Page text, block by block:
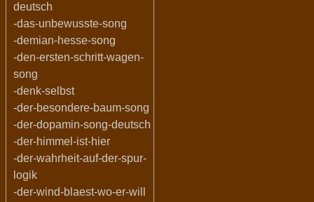
deutsch
-das-unbewusste-song
-demian-hesse-song
-den-ersten-schritt-wagen-
song
-denk-selbst
-der-besondere-baum-song
-der-dopamin-song-deutsch
-der-himmel-ist-hier
-der-wahrheit-auf-der-spur-
logik
-der-wind-blaest-wo-er-will